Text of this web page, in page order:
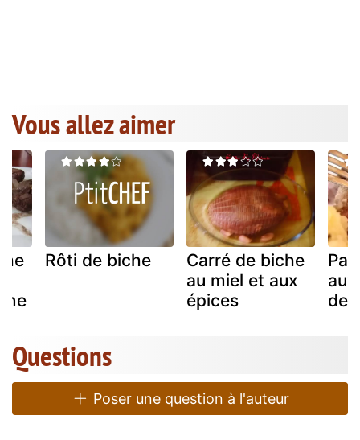
Vous allez aimer
Rôti de biche
Carré de biche
au miel et aux
épices
de
Questions
Poser une question à l'auteur